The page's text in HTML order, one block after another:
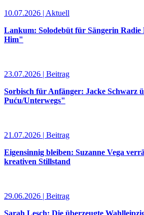
10.07.2026 | Aktuell
Lankum: Solodebüt für Sängerin
Him"
23.07.2026 | Beitrag
Sorbisch für Anfänger: Jacke Schwarz
Puću/Unterwegs"
21.07.2026 | Beitrag
Eigensinnig bleiben: Suzanne Vega
kreativen Stillstand
29.06.2026 | Beitrag
Sarah Lesch: Die überzeugte